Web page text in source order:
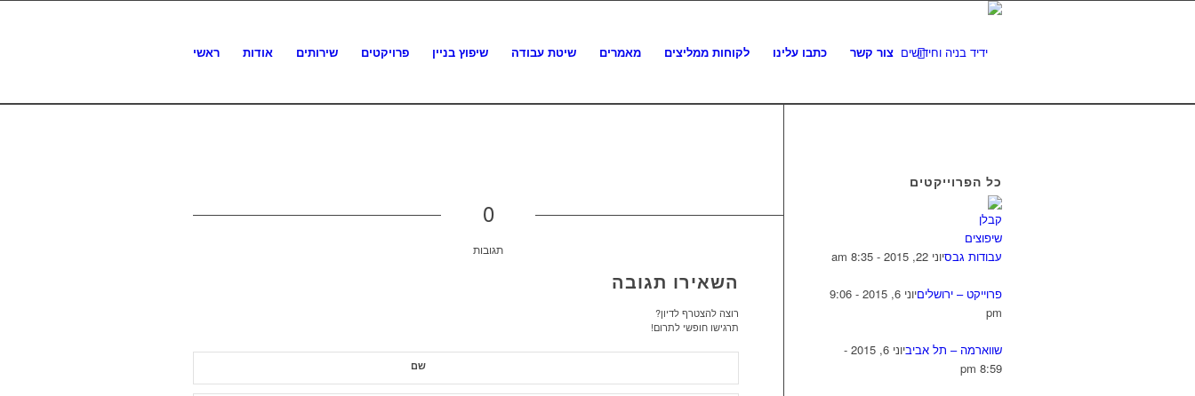
ראשי אודות שירותים פרויקטים שיפוץ בניין שיטת עבודה מאמרים לקוחות ממליצים כתבו עלינו צור קשר
0
תגובות
השאירו תגובה
רוצה להצטרף לדיון?
תרגישו חופשי לתרום!
שם
כל הפרוייקטים
עבודות גבסיוני 22, 2015 - 8:35 am
פרוייקט – ירושלים
יוני 6, 2015 - 9:06
pm
שווארמה – תל אביב
יוני 6, 2015 -
8:59 pm